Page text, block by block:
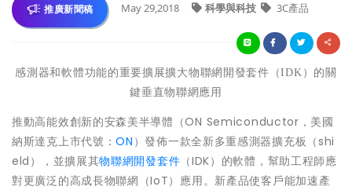
推廣新聞稿 May 29,2018 科學與科技 3C產品
感測器和軟體功能的重要擴展擴大物聯網開發套件（IDK ）的關
鍵垂直物聯網應用
推動高能效創新的安森美半導體（ON Semiconductor，美國
納斯達克上市代號：ON ）發佈一款全新多重感測器擴充板（shi
eld），並擴展其物聯網開發套件 （IDK）的軟體，幫助工程師應
對更廣泛的高成長物聯網（IoT）應用。新產品使客戶能加速產